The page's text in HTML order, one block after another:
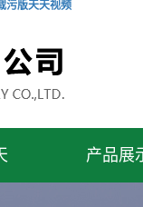
污版天天视频
产品展